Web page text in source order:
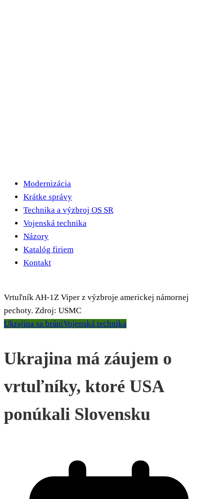
Modernizácia
Krátke správy
Technika a výzbroj OS SR
Vojenská technika
Názory
Katalóg firiem
Kontakt
Vrtuľník AH-1Z Viper z výzbroje americkej námornej
pechoty. Zdroj: USMC
Ukrajina sa brániVojenská technika
Ukrajina má záujem o
vrtuľníky, ktoré USA
ponúkali Slovensku